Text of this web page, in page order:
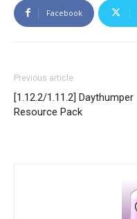
Facebook
Previous article
[1.12.2/1.11.2] Daythumper
Resource Pack